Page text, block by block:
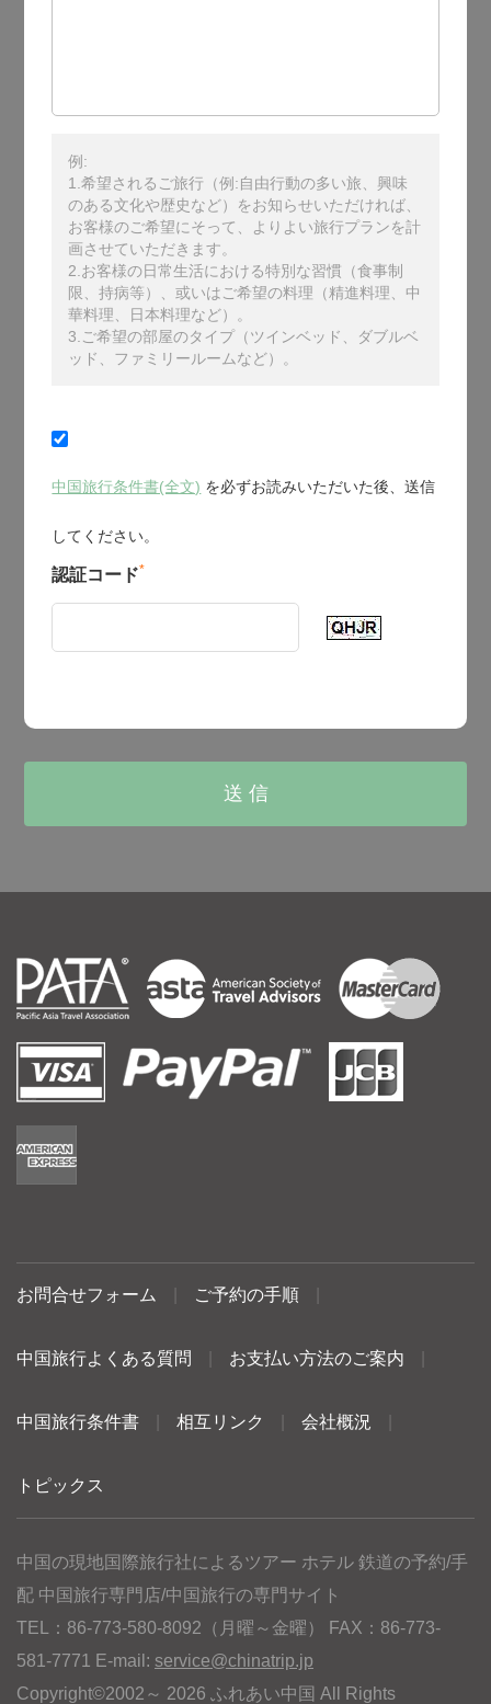
例:
1.希望されるご旅行（例:自由行動の多い旅、興味
のある文化や歴史など）をお知らせいただければ、
お客様のご希望にそって、よりよい旅行プランを計
画させていただきます。
2.お客様の日常生活における特別な習慣（食事制
限、持病等）、或いはご希望の料理（精進料理、中
華料理、日本料理など）。
3.ご希望の部屋のタイプ（ツインベッド、ダブルベ
ッド、ファミリールームなど）。
中国旅行条件書(全文) を必ずお読みいただいた後、送信
してください。
認証コード*
お問合せフォーム ご予約の手順
中国旅行よくある質問 お支払い方法のご案内
中国旅行条件書 相互リンク 会社概況
トピックス
中国の現地国際旅行社によるツアー ホテル 鉄道の予約/手
配 中国旅行専門店/中国旅行の専門サイト
TEL：86-773-580-8092（月曜～金曜） FAX：86-773-
581-7771 E-mail: service@chinatrip.jp
Copyright©2002～ 2026 ふれあい中国 All Rights